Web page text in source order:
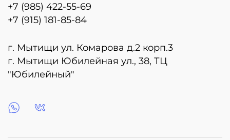
+7 (985) 422-55-69
+7 (915) 181-85-84
г. Мытищи ул. Комарова д.2 корп.3
г. Мытищи Юбилейная ул., 38, ТЦ
"Юбилейный"